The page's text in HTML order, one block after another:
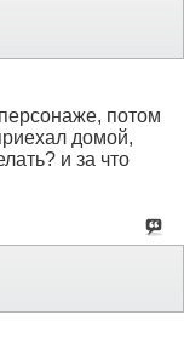
потом
домой,
и за что